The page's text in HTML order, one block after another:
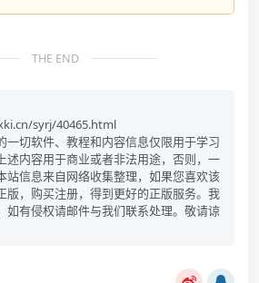
THE END
syrj/40465.html
一切软件、教程和内容信息仅限用于学习
述内容用于商业或者非法用途，否则，一
站信息来自网络收集整理，如果您喜欢该
版，购买注册，得到更好的正版服务。我
如有侵权请邮件与我们联系处理。敬请谅